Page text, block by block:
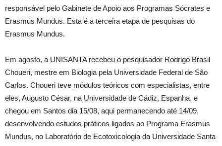
responsável pelo Gabinete de Apoio aos Programas Sócrates e
Erasmus Mundus. Esta é a terceira etapa de pesquisas do
Erasmus Mundus.
Em agosto, a UNISANTA recebeu o pesquisador Rodrigo Brasil
Choueri, mestre em Biologia pela Universidade Federal de São
Carlos. Choueri teve módulos teóricos com especialistas, entre
eles, Augusto César, na Universidade de Cádiz, Espanha, e
chegou em Santos dia 15/08, aqui permanecendo até 14/09,
desenvolvendo estudos práticos ligados ao Programa Erasmus
Mundus, no Laboratório de Ecotoxicologia da Universidade Santa